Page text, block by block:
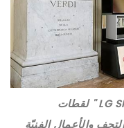
وفي إطار هذا الاتفاق تأخذ " LG SIGNATURE " لقطات
والأعمال الفنيّة